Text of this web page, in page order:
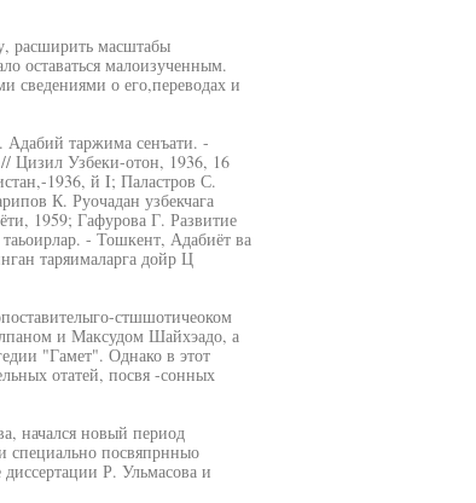
расширить масштабы
оставаться малоизученным.
сведениями о его,переводах и
таржима сенъати. -
Цизил Узбеки-отон, 1936, 16
1936, й I; Паластров С.
К. Руочадан узбекчага
1959; Гафурова Г. Развитие
- Тошкент, Адабиёт ва
таряималарга дойр Ц
стшшотичеоком
и Максудом Шайхэадо, а
"Гамет". Однако в этот
отатей, посвя -сонных
начался новый период
специально посвяпрнныо
Р. Ульмасова и